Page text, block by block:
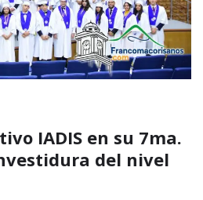
IADIS en su 7ma.
del nivel